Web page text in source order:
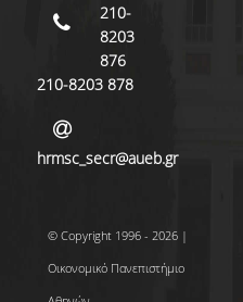
210-
8203
876
210-8203 878
hrmsc_secr@aueb.gr
© Copyright 1996 - 2026 |
Οικονομικό Πανεπιστήμιο